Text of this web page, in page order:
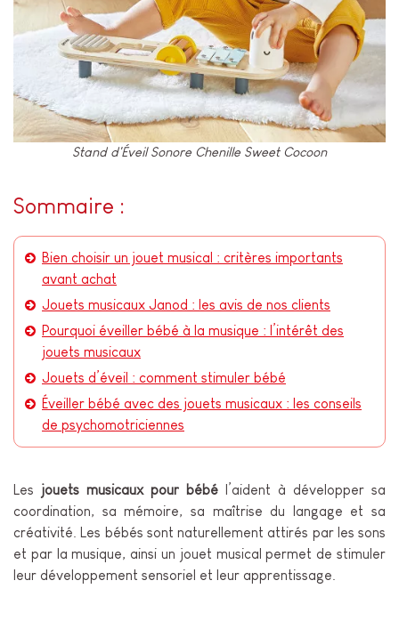
Sommaire :
Bien choisir un jouet musical : critères importants
avant achat
Jouets musicaux Janod : les avis de nos clients
Pourquoi éveiller bébé à la musique : l’intérêt des
jouets musicaux
Jouets d’éveil : comment stimuler bébé
Éveiller bébé avec des jouets musicaux : les conseils
de psychomotriciennes
Stand d'Éveil Sonore Chenille Sweet Cocoon
Les jouets musicaux pour bébé l’aident à développer sa
coordination, sa mémoire, sa maîtrise du langage et sa
créativité. Les bébés sont naturellement attirés par les sons
et par la musique, ainsi un jouet musical permet de stimuler
leur développement sensoriel et leur apprentissage.